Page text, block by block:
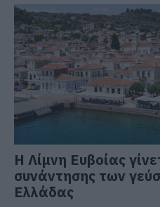
Η Λίμνη Ευβοίας
συνάντησης των
Ελλάδας